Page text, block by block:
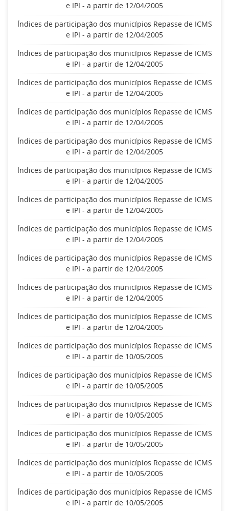
e IPI - a partir de 12/04/2005
Índices de participação dos municípios Repasse de ICMS
e IPI - a partir de 12/04/2005
Índices de participação dos municípios Repasse de ICMS
e IPI - a partir de 12/04/2005
Índices de participação dos municípios Repasse de ICMS
e IPI - a partir de 12/04/2005
Índices de participação dos municípios Repasse de ICMS
e IPI - a partir de 12/04/2005
Índices de participação dos municípios Repasse de ICMS
e IPI - a partir de 12/04/2005
Índices de participação dos municípios Repasse de ICMS
e IPI - a partir de 12/04/2005
Índices de participação dos municípios Repasse de ICMS
e IPI - a partir de 12/04/2005
Índices de participação dos municípios Repasse de ICMS
e IPI - a partir de 12/04/2005
Índices de participação dos municípios Repasse de ICMS
e IPI - a partir de 12/04/2005
Índices de participação dos municípios Repasse de ICMS
e IPI - a partir de 12/04/2005
Índices de participação dos municípios Repasse de ICMS
e IPI - a partir de 12/04/2005
Índices de participação dos municípios Repasse de ICMS
e IPI - a partir de 10/05/2005
Índices de participação dos municípios Repasse de ICMS
e IPI - a partir de 10/05/2005
Índices de participação dos municípios Repasse de ICMS
e IPI - a partir de 10/05/2005
Índices de participação dos municípios Repasse de ICMS
e IPI - a partir de 10/05/2005
Índices de participação dos municípios Repasse de ICMS
e IPI - a partir de 10/05/2005
Índices de participação dos municípios Repasse de ICMS
e IPI - a partir de 10/05/2005